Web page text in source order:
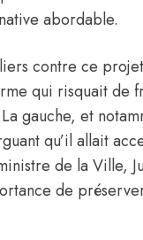
abordable.
contre ce
qui risquait de
gauche, et
qu’il allait
de la Ville,
de